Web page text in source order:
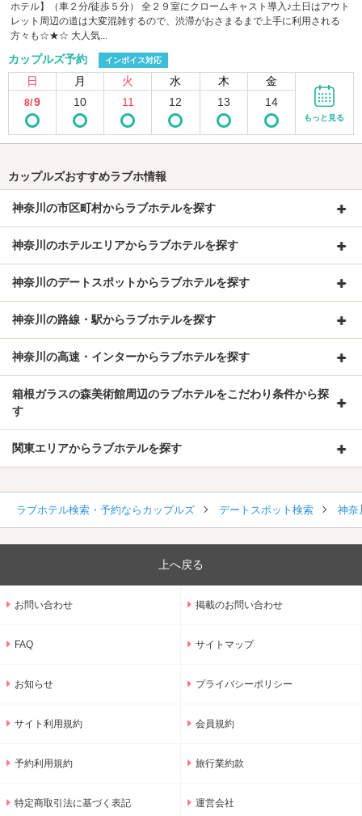
ホテル】（車２分/徒歩５分） 全２９室にクロームキャスト導入♪土日はアウト
レット周辺の道は大変混雑するので、渋滞がおさまるまで上手に利用される
方々も☆★☆ 大人気...
カップルズ予約 インボイス対応
日 月 火 水 木 金
8/9 10 11 12 13 14
もっと見る
カップルズおすすめラブホ情報
神奈川の市区町村からラブホテルを探す
神奈川のホテルエリアからラブホテルを探す
神奈川のデートスポットからラブホテルを探す
神奈川の路線・駅からラブホテルを探す
神奈川の高速・インターからラブホテルを探す
箱根ガラスの森美術館周辺のラブホテルをこだわり条件から探
す
関東エリアからラブホテルを探す
ラブホテル検索・予約ならカップルズ デートスポット検索 神奈
上へ戻る
お問い合わせ 掲載のお問い合わせ
FAQ サイトマップ
お知らせ プライバシーポリシー
サイト利用規約 会員規約
予約利用規約 旅行業約款
特定商取引法に基づく表記 運営会社